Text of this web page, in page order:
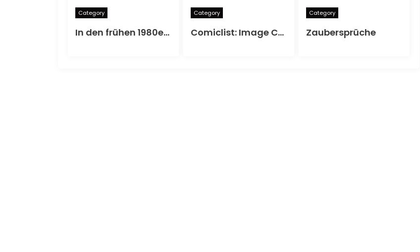
Category
In den frühen 1980er Jahren saugte nicht ein Comic -Rant.
Category
Comiclist: Image Comics für 09/11/2013
Category
Zaubersprüche